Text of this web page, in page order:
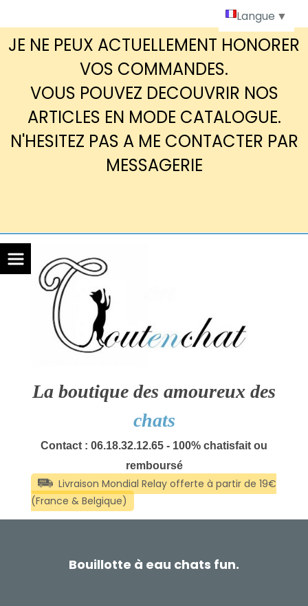
JE NE PEUX ACTUELLEMENT HONORER
VOS COMMANDES.
VOUS POUVEZ DECOUVRIR NOS
ARTICLES EN MODE CATALOGUE.
N'HESITEZ PAS A ME CONTACTER PAR
MESSAGERIE
La boutique des amoureux des
chats
Contact : 06.18.32.12.65 - 100% chatisfait ou
remboursé
Bouillotte à eau chats fun.
Langue ▼